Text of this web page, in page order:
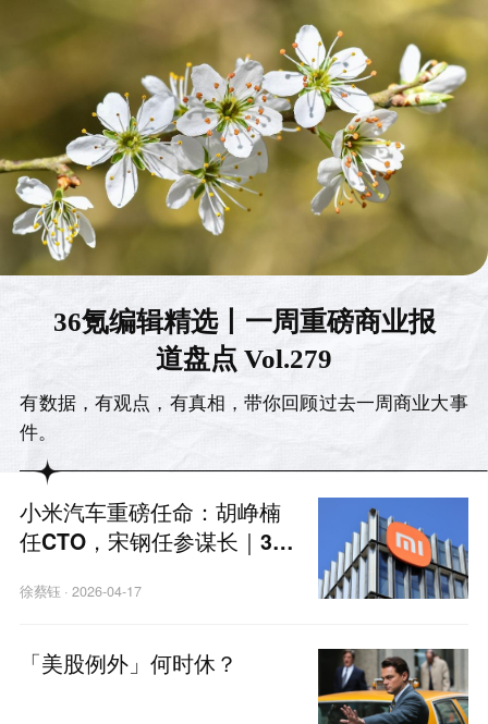
36氪编辑精选丨一周重磅商业报
道盘点 Vol.279
有数据，有观点，有真相，带你回顾过去一周商业大事
件。
小米汽车重磅任命：胡峥楠
任CTO，宋钢任参谋长｜36
徐蔡钰 ·2026-04-17
「美股例外」何时休？